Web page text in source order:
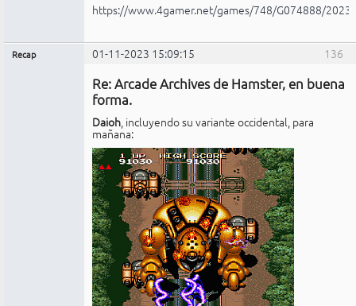
https://www.4gamer.net/games/748/G074888/
136
Recap 01-11-2023 15:09:15
Re: Arcade Archives de Hamster, en buena
forma.
Daioh, incluyendo su variante occidental, para
mañana: